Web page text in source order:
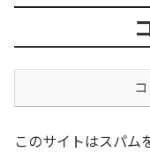
このサイトはスパム